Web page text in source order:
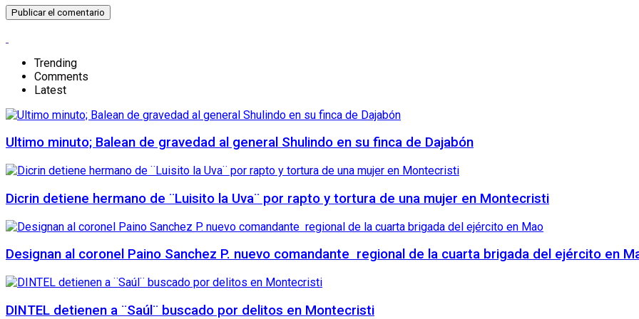
Trending
Comments
Latest
Ultimo minuto; Balean de gravedad al general Shulindo en su finca de Dajabón
Dicrin detiene hermano de ¨Luisito la Uva¨ por rapto y tortura de una mujer en Montecristi
Designan al coronel Paino Sanchez P. nuevo comandante regional de la cuarta brigada del ejército en
DINTEL detienen a ¨Saúl¨ buscado por delitos en Montecristi